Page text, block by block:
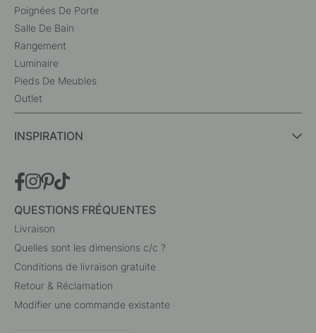
Poignées De Porte
Salle De Bain
Rangement
Luminaire
Pieds De Meubles
Outlet
INSPIRATION
QUESTIONS FRÉQUENTES
Livraison
Quelles sont les dimensions c/c ?
Conditions de livraison gratuite
Retour & Réclamation
Modifier une commande existante